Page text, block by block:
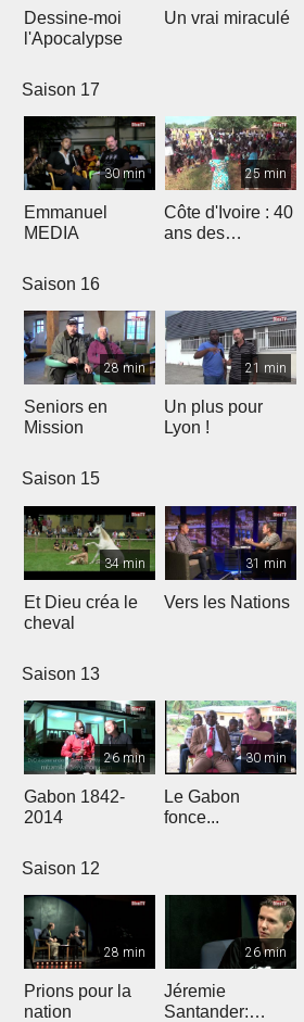
Dessine-moi
l'Apocalypse
Un vrai miraculé
Saison 17
30 min
Emmanuel
MEDIA
25 min
Côte d'Ivoire : 40
ans des
Saison 16
28 min
Seniors en
Mission
21 min
Un plus pour
Lyon !
Saison 15
34 min
Et Dieu créa le
cheval
31 min
Vers les Nations
Saison 13
26 min
Gabon 1842-
2014
30 min
Le Gabon
fonce...
Saison 12
28 min
Prions pour la
nation
26 min
Jéremie
Santander: